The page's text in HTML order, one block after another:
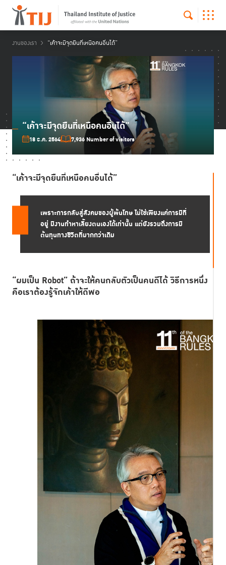
งานของเรา “เค้าจะมีจุดยืนที่เหนือคนอื่นได้”
“เค้าจะมีจุดยืนที่เหนือคนอื่นได้”
18 ธ.ค. 2564 7,936 Number of visitors
“เค้าจะมีจุดยืนที่เหนือคนอื่นได้”
เพราะการกลับสู่สังคมของผู้พ้นโทษ ไม่ใช่เพียงแค่การมีที่
อยู่ มีงานทำหาเลี้ยงตนเองได้เท่านั้น แต่ยังรวมถึงการมี
ต้นทุนทางชีวิตที่มากกว่าเดิม
“ผมเป็น Robot”ถ้าจะให้คนกลับตัวเป็นคนดีได้ วิธีการหนึ่ง
คือเราต้องรู้จักเค้าให้ดีพอ